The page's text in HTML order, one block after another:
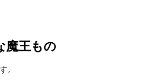
魔王もの
。